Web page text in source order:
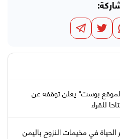
بوست" يعلن توقفه عن
للقراء
في مخيمات النزوح باليمن